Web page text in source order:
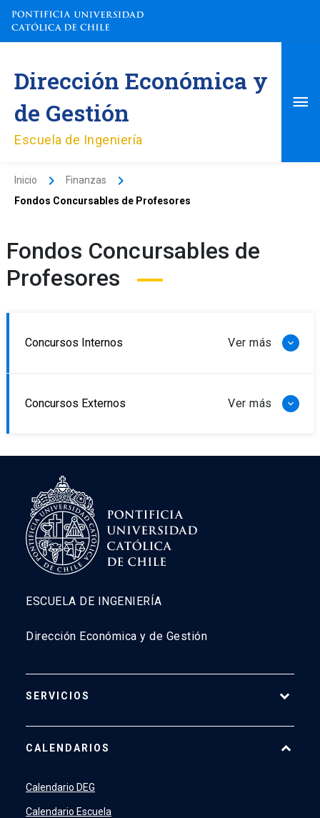
contenido
Dirección Económica y
de Gestión
Escuela de Ingeniería
Inicio
Finanzas
Fondos Concursables de Profesores
Fondos Concursables de
Profesores
Concursos Internos
Concursos Externos
ESCUELA DE INGENIERÍA
Dirección Económica y de Gestión
SERVICIOS
SIDINGlaunch
Academic Intelligence
CALENDARIOS
Calendario DEG
Calendario Escuela